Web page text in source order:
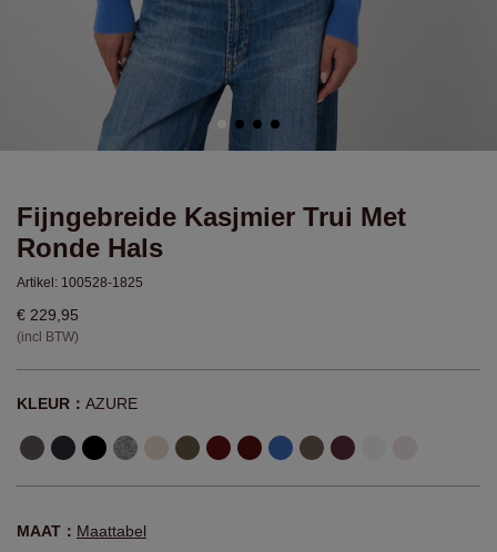
Fijngebreide Kasjmier Trui Met
Ronde Hals
Artikel: 100528-1825
€ 229,95
(incl BTW)
KLEUR： AZURE
MAAT： Maattabel